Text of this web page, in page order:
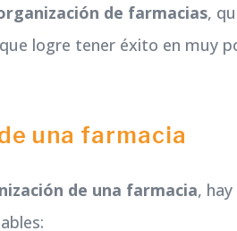
de farmacias,
logre tener éxito en muy
una farmacia
de una farmacia,